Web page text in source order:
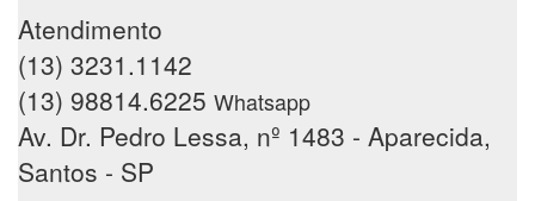
Atendimento
(13) 3231.1142
(13) 98814.6225 Whatsapp
Av. Dr. Pedro Lessa, nº 1483 - Aparecida,
Santos - SP